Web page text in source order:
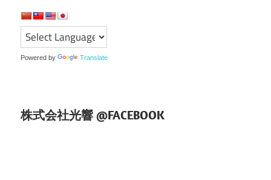
ー
シ
ョ
Powered by Translate
株式会社光響 @FACEBOOK